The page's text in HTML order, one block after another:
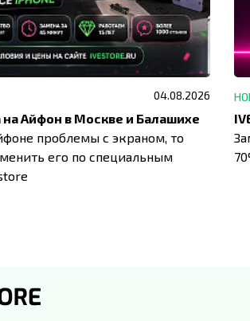
04.08.2026
на Айфон в Москве и Балашихе
проблемы с экраном, то
его по специальным